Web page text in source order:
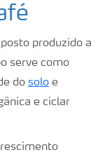
produzido a
serve como
do solo e
e ciclar